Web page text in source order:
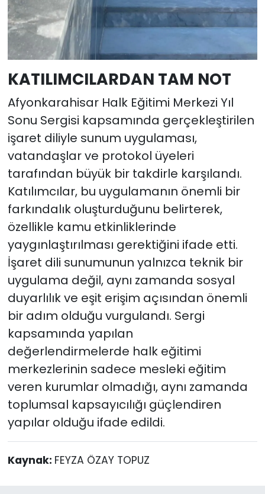
KATILIMCILARDAN TAM NOT
Afyonkarahisar Halk Eğitimi Merkezi Yıl
Sonu Sergisi kapsamında gerçekleştirilen
işaret diliyle sunum uygulaması,
vatandaşlar ve protokol üyeleri
tarafından büyük bir takdirle karşılandı.
Katılımcılar, bu uygulamanın önemli bir
farkındalık oluşturduğunu belirterek,
özellikle kamu etkinliklerinde
yaygınlaştırılması gerektiğini ifade etti.
İşaret dili sunumunun yalnızca teknik bir
uygulama değil, aynı zamanda sosyal
duyarlılık ve eşit erişim açısından önemli
bir adım olduğu vurgulandı. Sergi
kapsamında yapılan
değerlendirmelerde halk eğitimi
merkezlerinin sadece mesleki eğitim
veren kurumlar olmadığı, aynı zamanda
toplumsal kapsayıcılığı güçlendiren
yapılar olduğu ifade edildi.
Kaynak: FEYZA ÖZAY TOPUZ